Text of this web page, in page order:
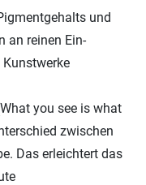
und
an reinen Ein-
you see is what
zwischen
Das erleichtert das